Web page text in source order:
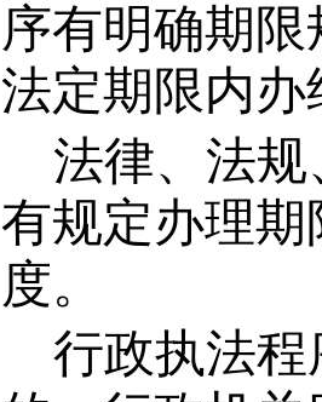
序有明确期
法定期限内办
法律、法
有规定办理
度。
行政执法